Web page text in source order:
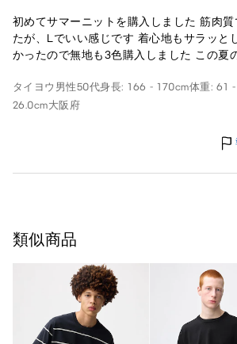
初めてサマーニットを購入しました 筋肉
たが、Lでいい感じです 着心地もサラッと
かったので無地も3色購入しました この夏
タイヨウ 男性50代身長: 166 - 170cm体重: 61
26.0cm大阪府
類似商品